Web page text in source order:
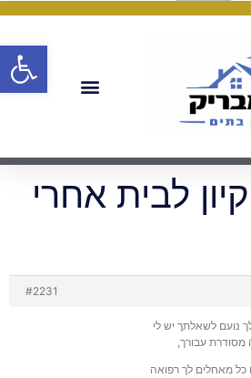
לבית אחרי
#2231
נועם לשאלתך יש לי
מסודרת עבורך,
כל מאחלים לך רפואה